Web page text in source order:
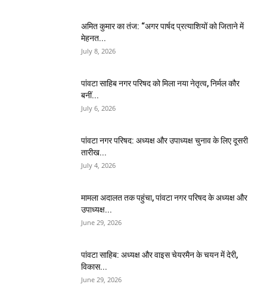
अमित कुमार का तंज: “अगर पार्षद प्रत्याशियों को जिताने में
मेहनत...
July 8, 2026
पांवटा साहिब नगर परिषद को मिला नया नेतृत्व, निर्मल कौर
बनीं...
July 6, 2026
पांवटा नगर परिषद: अध्यक्ष और उपाध्यक्ष चुनाव के लिए दूसरी
तारीख...
July 4, 2026
मामला अदालत तक पहुंचा, पांवटा नगर परिषद के अध्यक्ष और
उपाध्यक्ष...
June 29, 2026
पांवटा साहिब: अध्यक्ष और वाइस चेयरमैन के चयन में देरी,
विकास...
June 29, 2026